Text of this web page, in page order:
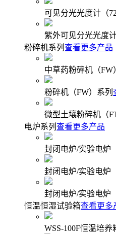
可见分光光度计（
紫外可见分光光度
粉碎机系列 查看更多产品
中草药粉碎机（FW
粉碎机（FW）系列
微型土壤粉碎机（
电炉系列 查看更多产品
封闭电炉/实验电炉
封闭电炉/实验电炉
封闭电炉/实验电炉
恒温恒湿试验箱查看更多
WSS-100F恒温培养